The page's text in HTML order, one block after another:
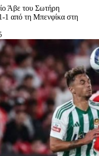
Άβε του Σωτήρη
1 από τη Μπενφίκα στη